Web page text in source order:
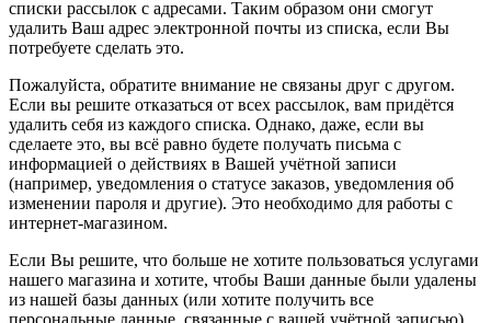
списки рассылок с адресами. Таким образом они смогут
удалить Ваш адрес электронной почты из списка, если Вы
потребуете сделать это.
Пожалуйста, обратите внимание не связаны друг с другом.
Если вы решите отказаться от всех рассылок, вам придётся
удалить себя из каждого списка. Однако, даже, если вы
сделаете это, вы всё равно будете получать письма с
информацией о действиях в Вашей учётной записи
(например, уведомления о статусе заказов, уведомления об
изменении пароля и другие). Это необходимо для работы с
интернет-магазином.
Если Вы решите, что больше не хотите пользоваться услугами
нашего магазина и хотите, чтобы Ваши данные были удалены
из нашей базы данных (или хотите получить все
персональные данные, связанные с вашей учётной записью),